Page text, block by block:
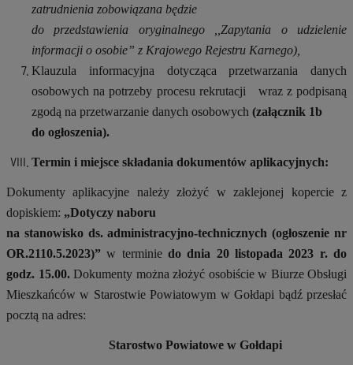
zatrudnienia zobowiązana będzie
do przedstawienia oryginalnego ,,Zapytania o udzielenie
informacji o osobie” z Krajowego Rejestru Karnego),
Klauzula informacyjna dotycząca przetwarzania danych
osobowych na potrzeby procesu rekrutacji
wraz z podpisaną
zgodą na przetwarzanie danych osobowych (załącznik 1b
do ogłoszenia).
Termin i miejsce składania dokumentów aplikacyjnych:
Dokumenty aplikacyjne należy złożyć w zaklejonej kopercie z
dopiskiem: „Dotyczy naboru
na stanowisko ds. administracyjno-technicznych (ogłoszenie nr
OR.2110.5.2023)”w terminiedo dnia 20 listopada 2023 r. do
godz. 15.00. Dokumenty można złożyć osobiście w Biurze Obsługi
Mieszkańców w Starostwie Powiatowym w Gołdapi bądź przesłać
pocztą na adres:
Starostwo Powiatowe w Gołdapi